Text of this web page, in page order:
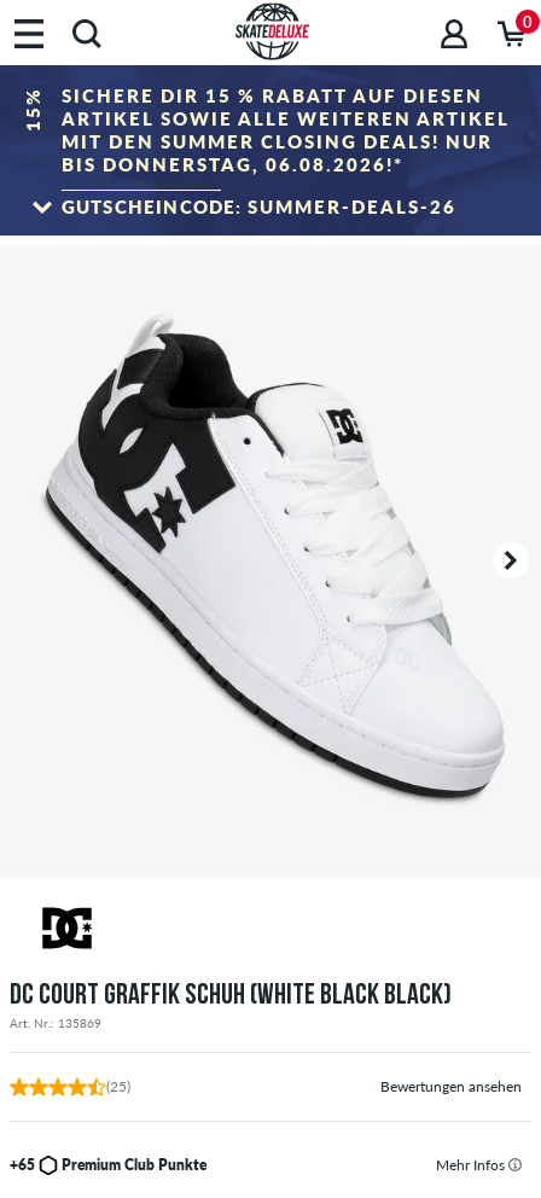
0
15%
SICHERE DIR 15 % RABATT AUF DIESEN
ARTIKEL SOWIE ALLE WEITEREN ARTIKEL
MIT DEN SUMMER CLOSING DEALS! NUR
BIS DONNERSTAG, 06.08.2026!*
GUTSCHEINCODE: SUMMER-DEALS-26
Eingabe des Gutscheincodes abgezogen. Rabattierung erfolgt ausschließlich auf
Artikel der Kategorie „Sale". Der Gutschein ist nicht mit anderen Rabattgutscheinen
kombinierbar.
DC COURT GRAFFIK SCHUH (WHITE BLACK BLACK)
Art. Nr.: 135869
(25) Bewertungen ansehen
+65 Premium Club Punkte Mehr Infos